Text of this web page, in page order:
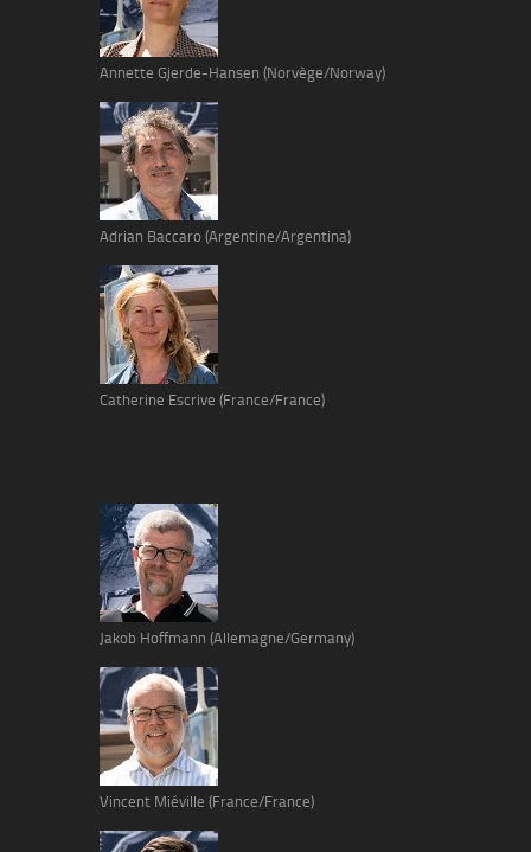
Annette Gjerde-Hansen (Norvège/Norway)
Adrian Baccaro (Argentine/Argentina)
Catherine Escrive (France/France)
Jakob Hoffmann (Allemagne/Germany)
Vincent Miéville (France/France)